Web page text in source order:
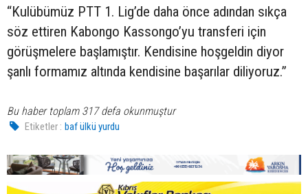
“Kulübümüz PTT 1. Lig’de daha önce adından sıkça
söz ettiren Kabongo Kassongo’yu transferi için
görüşmelere başlamıştır. Kendisine hoşgeldin diyor
şanlı formamız altında kendisine başarılar diliyoruz.”
Bu haber toplam 317 defa okunmuştur
Etiketler : baf ülkü yurdu